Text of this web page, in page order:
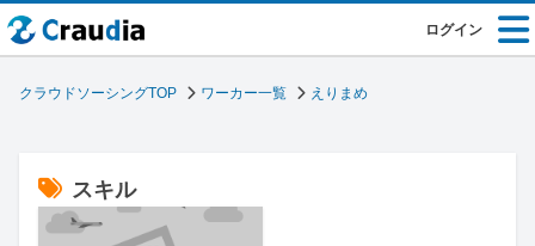
ログイン
クラウドソーシングTOP ワーカー一覧 えりまめ
スキル